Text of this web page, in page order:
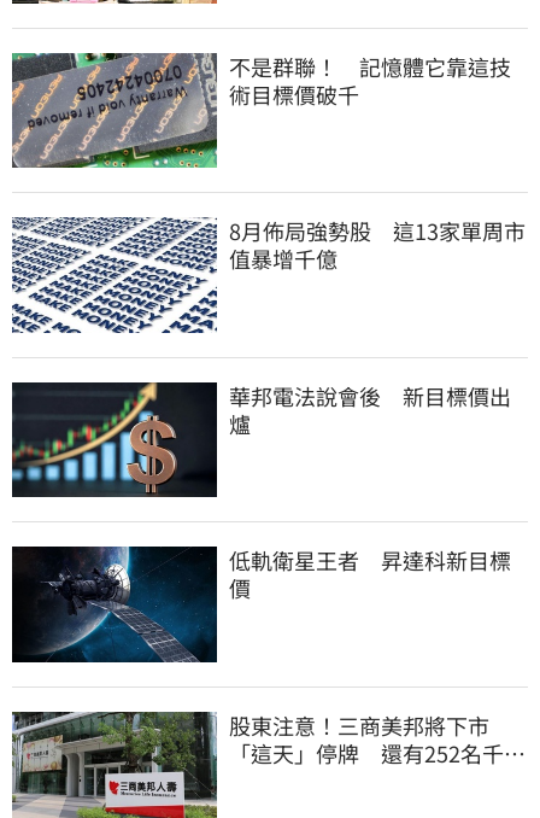
不是群聯！ 記憶體它靠這技
術目標價破千
8月佈局強勢股 這13家單周市
值暴增千億
華邦電法說會後 新目標價出
爐
低軌衛星王者 昇達科新目標
價
股東注意！三商美邦將下市
「這天」停牌 還有252名千張